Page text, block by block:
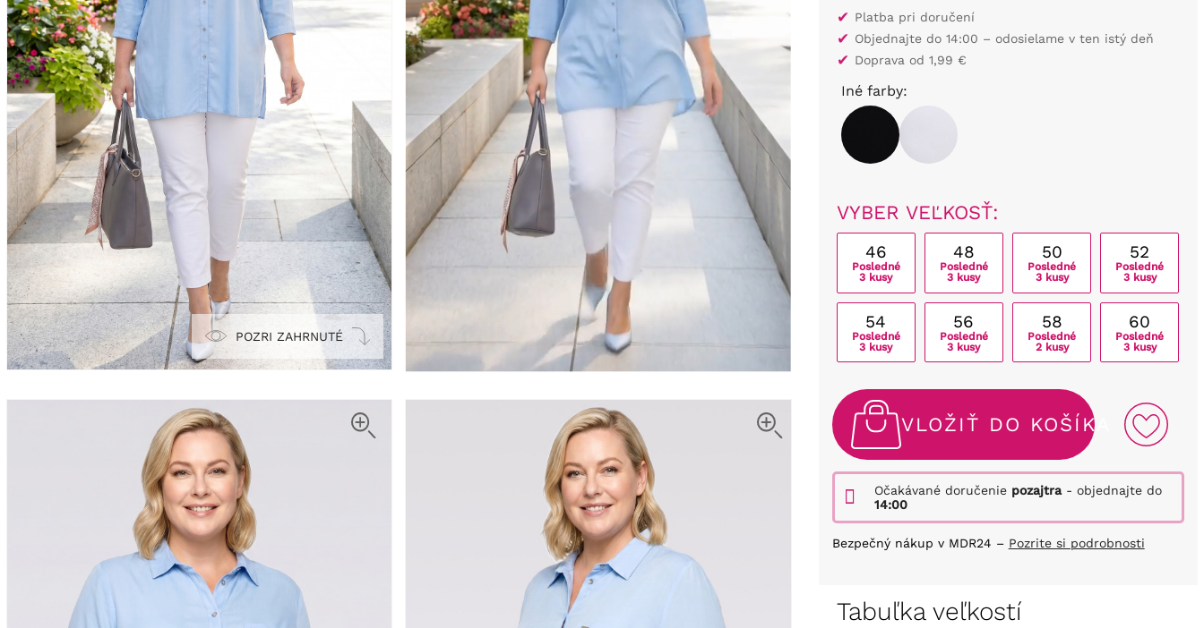
POZRI ZAHRNUTÉ
✔ Platba pri doručení
✔ Objednajte do 14:00 – odosielame v ten istý deň
✔ Doprava od 1,99 €
Iné farby:
VYBER VEĽKOSŤ:
46
Posledné
3 kusy
48
Posledné
3 kusy
50
Posledné
3 kusy
52
Posledné
3 kusy
54
Posledné
3 kusy
56
Posledné
3 kusy
58
Posledné
2 kusy
60
Posledné
3 kusy
VLOŽIŤ DO KOŠÍKA
Očakávané doručenie pozajtra- objednajte do
14:00
Bezpečný nákup v MDR24 – Pozrite si podrobnosti
Tabuľka veľkostí